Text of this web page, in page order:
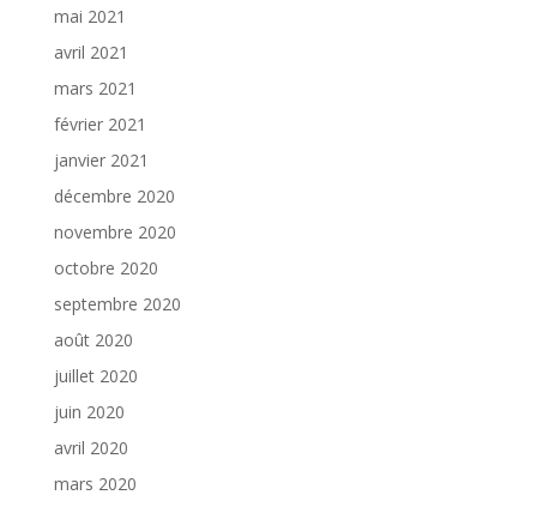
mai 2021
avril 2021
mars 2021
février 2021
janvier 2021
décembre 2020
novembre 2020
octobre 2020
septembre 2020
août 2020
juillet 2020
juin 2020
avril 2020
mars 2020